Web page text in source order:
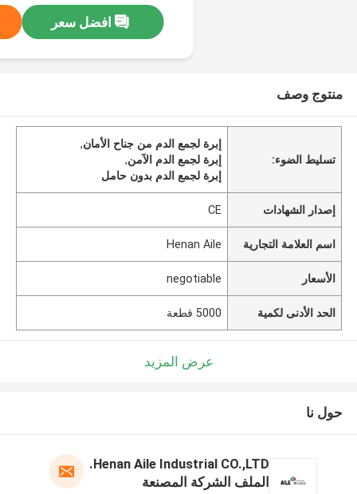
افضل سعر
منتوج وصف
تسليط الضوء:
إبرة لجمع الدم من جناح الأمان,
إبرة لجمع الدم الآمن,
إبرة لجمع الدم بدون حامل
إصدار الشهادات CE
اسم العلامة التجارية Henan Aile
الأسعار negotiable
الحد الأدنى لكمية 5000 قطعة
عرض المزيد
حول نا
Henan Aile Industrial CO.,LTD.
الملف الشركة المصنعة